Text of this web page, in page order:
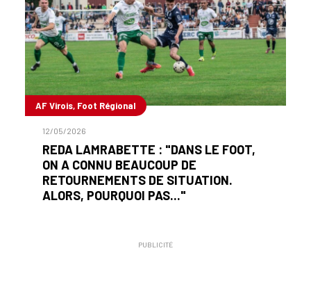
AF Virois, Foot Régional
12/05/2026
REDA LAMRABETTE : "DANS LE FOOT,
ON A CONNU BEAUCOUP DE
RETOURNEMENTS DE SITUATION.
ALORS, POURQUOI PAS..."
PUBLICITÉ